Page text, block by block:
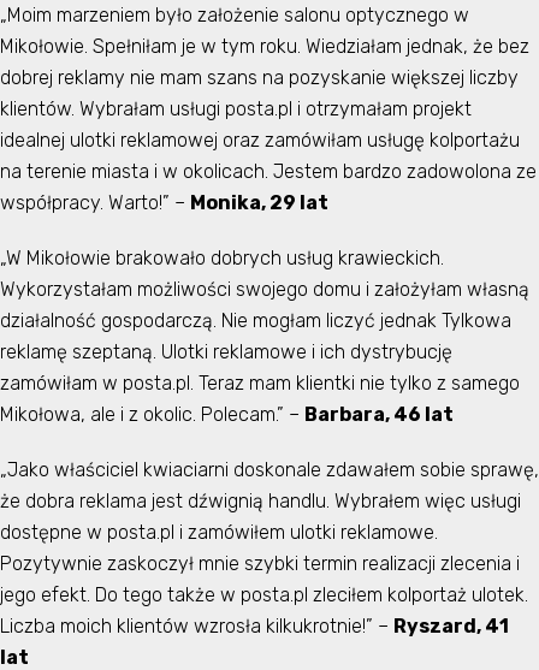
„Moim marzeniem było założenie salonu optycznego w
Mikołowie. Spełniłam je w tym roku. Wiedziałam jednak, że bez
dobrej reklamy nie mam szans na pozyskanie większej liczby
klientów. Wybrałam usługi posta.pl i otrzymałam projekt
idealnej ulotki reklamowej oraz zamówiłam usługę kolportażu
na terenie miasta i w okolicach. Jestem bardzo zadowolona ze
współpracy. Warto!” – Monika, 29 lat
„W Mikołowie brakowało dobrych usług krawieckich.
Wykorzystałam możliwości swojego domu i założyłam własną
działalność gospodarczą. Nie mogłam liczyć jednak Tylkowa
reklamę szeptaną. Ulotki reklamowe i ich dystrybucję
zamówiłam w posta.pl. Teraz mam klientki nie tylko z samego
Mikołowa, ale i z okolic. Polecam.” – Barbara, 46 lat
„Jako właściciel kwiaciarni doskonale zdawałem sobie sprawę,
że dobra reklama jest dźwignią handlu. Wybrałem więc usługi
dostępne w posta.pl i zamówiłem ulotki reklamowe.
Pozytywnie zaskoczył mnie szybki termin realizacji zlecenia i
jego efekt. Do tego także w posta.pl zleciłem kolportaż ulotek.
Liczba moich klientów wzrosła kilkukrotnie!” – Ryszard, 41
lat